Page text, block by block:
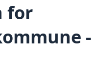
for
-